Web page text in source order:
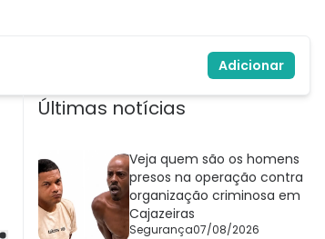
Adicionar
Últimas notícias
Veja quem são os homens
presos na operação contra
organização criminosa em
Cajazeiras
Segurança07/08/2026